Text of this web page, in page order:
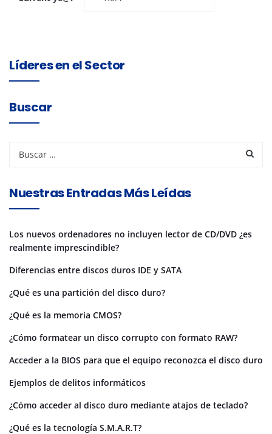
Líderes en el Sector
Buscar
Nuestras Entradas Más Leídas
Los nuevos ordenadores no incluyen lector de CD/DVD ¿es
realmente imprescindible?
Diferencias entre discos duros IDE y SATA
¿Qué es una partición del disco duro?
¿Qué es la memoria CMOS?
¿Cómo formatear un disco corrupto con formato RAW?
Acceder a la BIOS para que el equipo reconozca el disco duro
Ejemplos de delitos informáticos
¿Cómo acceder al disco duro mediante atajos de teclado?
¿Qué es la tecnología S.M.A.R.T?